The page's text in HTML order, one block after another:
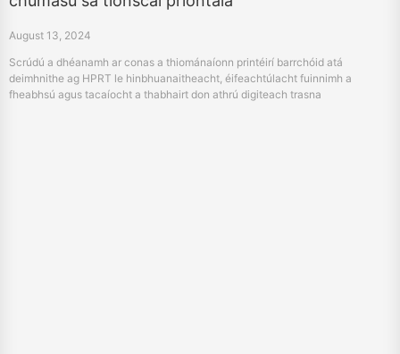
August 13, 2024
Scrúdú a dhéanamh ar conas a thiománaíonn printéirí barrchóid atá
deimhnithe ag HPRT le hinbhuanaitheacht, éifeachtúlacht fuinnimh a
fheabhsú agus tacaíocht a thabhairt don athrú digiteach trasna